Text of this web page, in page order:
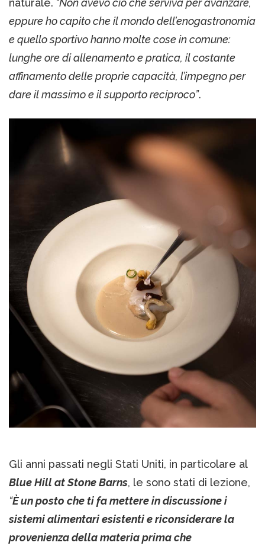
naturale. “Non avevo ciò che serviva per avanzare,
eppure ho capito che il mondo dell’enogastronomia
e quello sportivo hanno molte cose in comune:
lunghe ore di allenamento e pratica, il costante
affinamento delle proprie capacità, l’impegno per
dare il massimo e il supporto reciproco”.
Gli anni passati negli Stati Uniti, in particolare al
Blue Hill at Stone Barns, le sono stati di lezione,
“È un posto che ti fa mettere in discussione i
sistemi alimentari esistenti e riconsiderare la
provenienza della materia prima che